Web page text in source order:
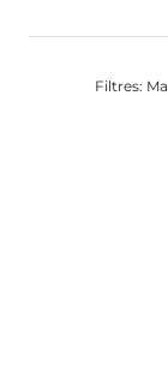
Filtres: